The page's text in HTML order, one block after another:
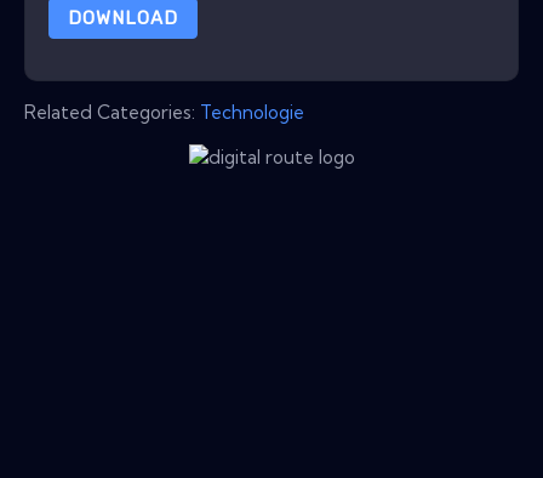
DOWNLOAD
Related Categories: Technologie